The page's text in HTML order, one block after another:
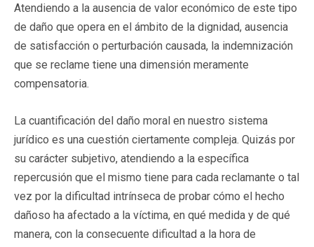
Atendiendo a la ausencia de valor económico de este tipo
de daño que opera en el ámbito de la dignidad, ausencia
de satisfacción o perturbación causada, la indemnización
que se reclame tiene una dimensión meramente
compensatoria.
La cuantificación del daño moral en nuestro sistema
jurídico es una cuestión ciertamente compleja. Quizás por
su carácter subjetivo, atendiendo a la específica
repercusión que el mismo tiene para cada reclamante o tal
vez por la dificultad intrínseca de probar cómo el hecho
dañoso ha afectado a la víctima, en qué medida y de qué
manera, con la consecuente dificultad a la hora de